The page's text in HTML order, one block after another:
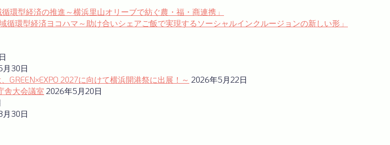
環型経済の推進～横浜里山オリーブで紡ぐ農・福・商連携」
環型経済ヨコハマ～助け合いシェアご飯で実現するソーシャルインクルージョンの新しい形」
30日
GREEN×EXPO 2027に向けて横浜開港祭に出展！～ 2026年5月22日
舎大会議室 2026年5月20日
30日